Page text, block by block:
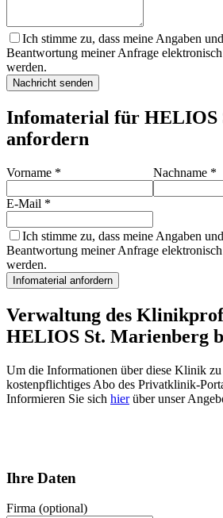
Ich stimme zu, dass meine Angaben
Beantwortung meiner Anfrage
werden.
Nachricht senden
Infomaterial für HELIOS
anfordern
Vorname * Nachname *
E-Mail *
Ich stimme zu, dass meine Angaben
Beantwortung meiner Anfrage
werden.
Infomaterial anfordern
Verwaltung des
HELIOS St. Marienberg
Um die Informationen über diese Klinik zu
kostenpflichtiges Abo des Privatklinik-
Informieren Sie sich hierüber unser
Ihre Daten
Firma (optional)